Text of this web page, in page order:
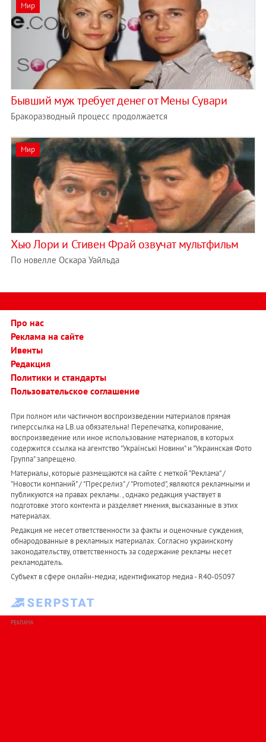
Мир
Бывший муж требует денег от Мены Сувари
Бракоразводный процесс продолжается
Мир
Хью Лори и Стивен Фрай озвучат мультфильм
По новелле Оскара Уайльда
Про нас
Реклама на сайте
Ивенты
Редакция
Политики и стандарты
Пользовательское соглашение
При полном или частичном воспроизведении материалов прямая
гиперссылка на LB.ua обязательна! Перепечатка, копирование,
воспроизведение или иное использование материалов, в которых
содержится ссылка на агентство "Українськi Новини" и "Украинская Фото
Группа" запрещено.
Материалы, которые размещаются на сайте с меткой "Реклама" /
"Новости компаний" / "Пресрелиз" / "Promoted", являются рекламными и
публикуются на правах рекламы. , однако редакция участвует в
подготовке этого контента и разделяет мнения, высказанные в этих
материалах.
Редакция не несет ответственности за факты и оценочные суждения,
обнародованные в рекламных материалах. Согласно украинскому
законодательству, ответственность за содержание рекламы несет
рекламодатель.
Субъект в сфере онлайн-медиа; идентификатор медиа - R40-05097
РЕКЛАМА